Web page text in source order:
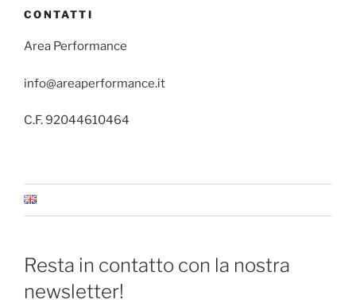
CONTATTI
Area Performance
info@areaperformance.it
C.F. 92044610464
Resta in contatto con la nostra
newsletter!